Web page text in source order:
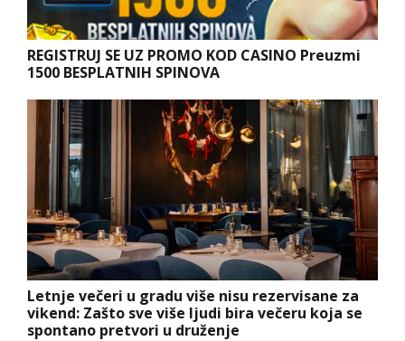
REGISTRUJ SE UZ PROMO KOD CASINO Preuzmi
1500 BESPLATNIH SPINOVA
Letnje večeri u gradu više nisu rezervisane za
vikend: Zašto sve više ljudi bira večeru koja se
spontano pretvori u druženje